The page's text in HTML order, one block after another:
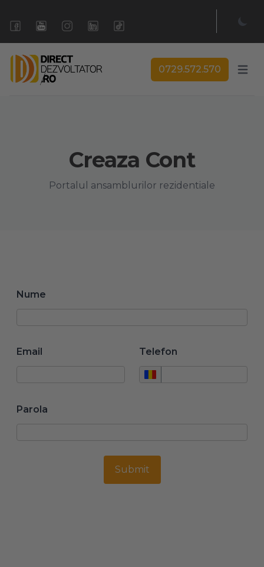
0729.572.570 Open
Creaza Cont
Portalul ansamblurilor rezidentiale
Nume
Email Telefon
Parola